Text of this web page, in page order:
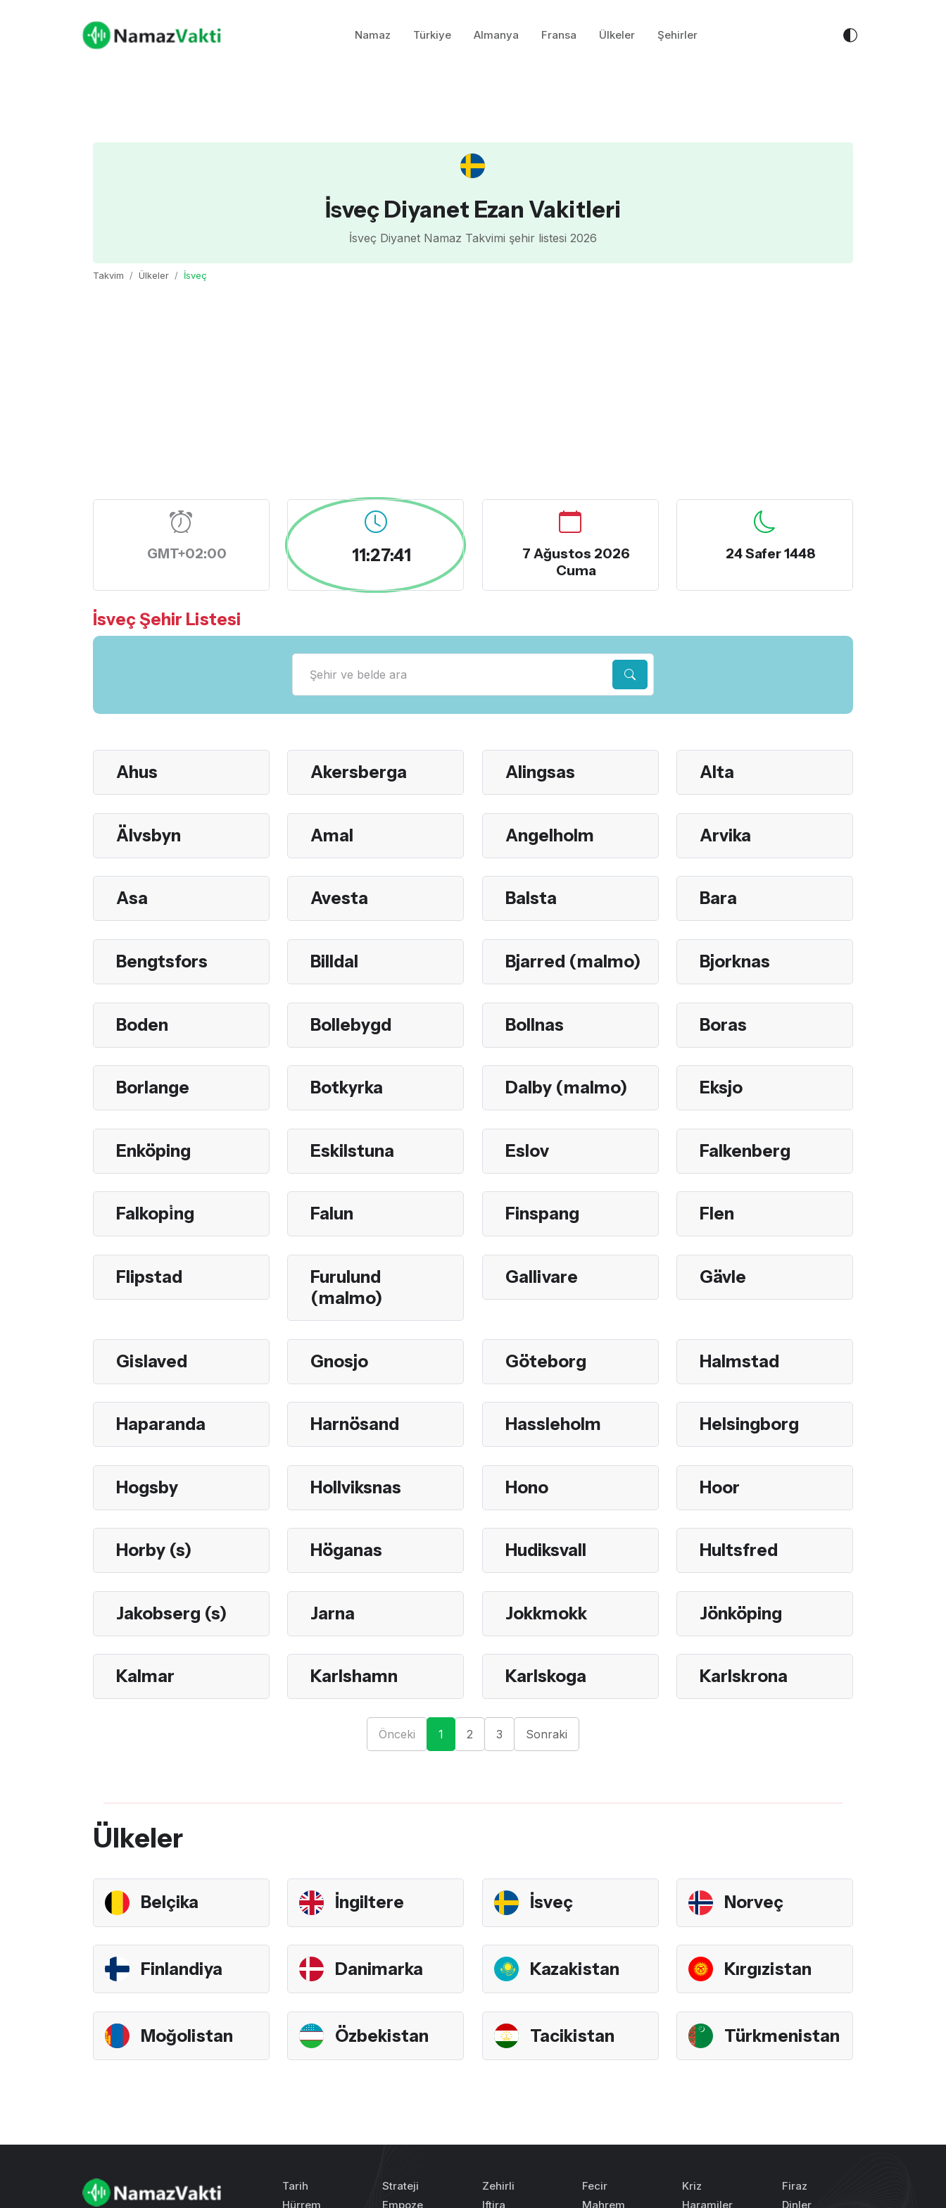
Namaz Türkiye Almanya Fransa Ülkeler Şehirler
İsveç Diyanet Ezan Vakitleri
İsveç Diyanet Namaz Takvimi şehir listesi 2026
Takvim Ülkeler İsveç
GMT+02:00 11:27:42
7 Ağustos 2026
Cuma
24 Safer 1448
İsveç Şehir Listesi
Ahus Akersberga Alingsas Alta
Älvsbyn Amal Angelholm Arvika
Asa Avesta Balsta Bara
Bengtsfors Billdal Bjarred (malmo) Bjorknas
Boden Bollebygd Bollnas Boras
Borlange Botkyrka Dalby (malmo) Eksjo
Enköping Eskilstuna Eslov Falkenberg
Falkopi̇ng Falun Finspang Flen
Flipstad
Furulund
(malmo)
Gallivare Gävle
Gislaved Gnosjo Göteborg Halmstad
Haparanda Harnösand Hassleholm Helsingborg
Hogsby Hollviksnas Hono Hoor
Horby (s) Höganas Hudiksvall Hultsfred
Jakobserg (s) Jarna Jokkmokk Jönköping
Kalmar Karlshamn Karlskoga Karlskrona
Önceki 1 2 3 Sonraki
Ülkeler
Belçika İngiltere İsveç Norveç
Finlandiya Danimarka Kazakistan Kırgızistan
Moğolistan Özbekistan Tacikistan Türkmenistan
Tarih
Hürrem
Strateji
Empoze
Zehirli
Iftira
Fecir
Mahrem
Kriz
Haramiler
Firaz
Dinler